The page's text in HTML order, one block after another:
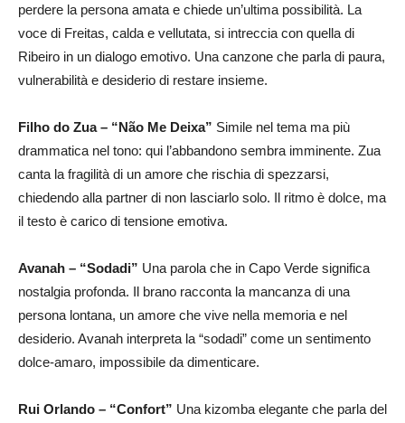
perdere la persona amata e chiede un’ultima possibilità. La
voce di Freitas, calda e vellutata, si intreccia con quella di
Ribeiro in un dialogo emotivo. Una canzone che parla di paura,
vulnerabilità e desiderio di restare insieme.
Filho do Zua – “Não Me Deixa” Simile nel tema ma più
drammatica nel tono: qui l’abbandono sembra imminente. Zua
canta la fragilità di un amore che rischia di spezzarsi,
chiedendo alla partner di non lasciarlo solo. Il ritmo è dolce, ma
il testo è carico di tensione emotiva.
Avanah – “Sodadi” Una parola che in Capo Verde significa
nostalgia profonda. Il brano racconta la mancanza di una
persona lontana, un amore che vive nella memoria e nel
desiderio. Avanah interpreta la “sodadi” come un sentimento
dolce-amaro, impossibile da dimenticare.
Rui Orlando – “Confort” Una kizomba elegante che parla del